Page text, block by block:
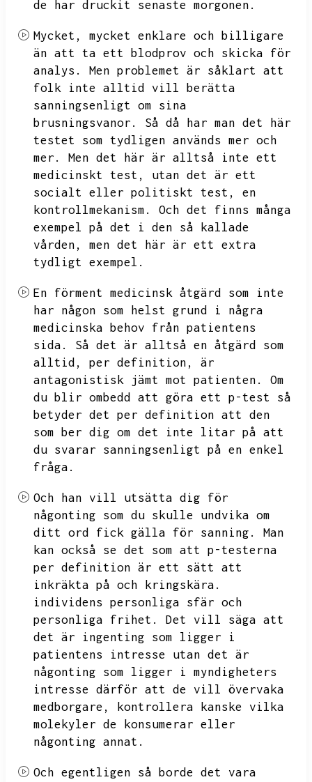
de har druckit senaste morgonen.
Mycket,
mycket enklare och billigare
än att ta ett blodprov och skicka för
analys.
Men problemet är såklart att
folk inte alltid vill berätta
sanningsenligt om sina
brusningsvanor.
Så då har man det här
testet som tydligen används mer och
mer.
Men det här är alltså inte ett
medicinskt test,
utan det är ett
socialt eller politiskt test,
en
kontrollmekanism.
Och det finns många
exempel på det i den så kallade
vården,
men det här är ett extra
tydligt exempel.
En förment medicinsk åtgärd som inte
har någon som helst grund i några
medicinska behov från patientens
sida.
Så det är alltså en åtgärd som
alltid,
per definition,
är
antagonistisk jämt mot patienten.
Om
du blir ombedd att göra ett p-test så
betyder det per definition att den
som ber dig om det inte litar på att
du svarar sanningsenligt på en enkel
fråga.
Och han vill utsätta dig för
någonting som du skulle undvika om
ditt ord fick gälla för sanning.
Man
kan också se det som att p-testerna
per definition är ett sätt att
inkräkta på och kringskära.
individens personliga sfär och
personliga frihet.
Det vill säga att
det är ingenting som ligger i
patientens intresse utan det är
någonting som ligger i myndigheters
intresse därför att de vill övervaka
medborgare,
kontrollera kanske vilka
molekyler de konsumerar eller
någonting annat.
Och egentligen så borde det vara